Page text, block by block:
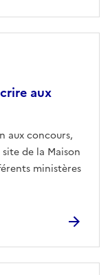
aux
aux concours,
de la Maison
ministères